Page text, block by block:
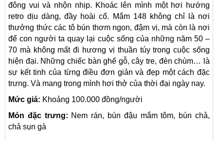
đông vui và nhộn nhịp. Khoác lên mình một hơi hướng
retro dịu dàng, đầy hoài cổ. Mắm 148 không chỉ là nơi
thưởng thức các tô bún thơm ngon, đậm vị, mà còn là nơi
để con người ta quay lại cuộc sống của những năm 50 –
70 mà không mất đi hương vị thuần túy trong cuộc sống
hiện đại. Những chiếc bàn ghế gỗ, cây tre, đèn chùm… là
sự kết tinh của từng điều đơn giản và đẹp một cách đặc
trưng. Và mang trong mình hơi thở của thời đại ngày nay.
Mức giá: Khoảng 100.000 đồng/người
Món đặc trưng: Nem rán, bún đậu mắm tôm, bún chả,
chả sụn gà